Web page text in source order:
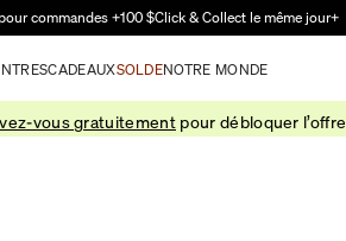
au contenu principal
commandes +100 $Click & Collect le même jour+
CADEAUXSOLDENOTRE MONDE
vous gratuitement pour débloquer l’offre.